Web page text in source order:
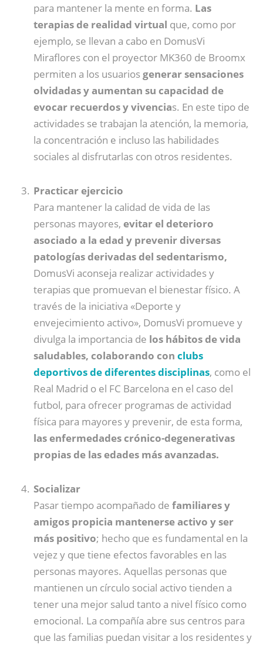
para mantener la mente en forma. Las
terapias de realidad virtual que, como por
ejemplo, se llevan a cabo en DomusVi
Miraflores con el proyector MK360 de Broomx
permiten a los usuarios generar sensaciones
olvidadas y aumentan su capacidad de
evocar recuerdos y vivencias. En este tipo de
actividades se trabajan la atención, la memoria,
la concentración e incluso las habilidades
sociales al disfrutarlas con otros residentes.
Practicar ejercicio
Para mantener la calidad de vida de las
personas mayores, evitar el deterioro
asociado a la edad y prevenir diversas
patologías derivadas del sedentarismo,
DomusVi aconseja realizar actividades y
terapias que promuevan el bienestar físico. A
través de la iniciativa «Deporte y
envejecimiento activo», DomusVi promueve y
divulga la importancia de los hábitos de vida
saludables, colaborando con clubs
deportivos de diferentes disciplinas, como el
Real Madrid o el FC Barcelona en el caso del
futbol, para ofrecer programas de actividad
física para mayores y prevenir, de esta forma,
las enfermedades crónico-degenerativas
propias de las edades más avanzadas.
Socializar
Pasar tiempo acompañado de familiares y
amigos propicia mantenerse activo y ser
más positivo; hecho que es fundamental en la
vejez y que tiene efectos favorables en las
personas mayores. Aquellas personas que
mantienen un círculo social activo tienden a
tener una mejor salud tanto a nivel físico como
emocional. La compañía abre sus centros para
que las familias puedan visitar a los residentes y